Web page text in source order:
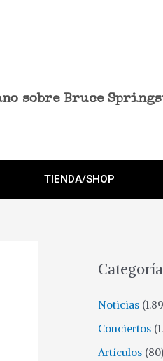
sobre Bruce
TIENDA/SHOP
Noticias
Conciertos
Artículos (80)